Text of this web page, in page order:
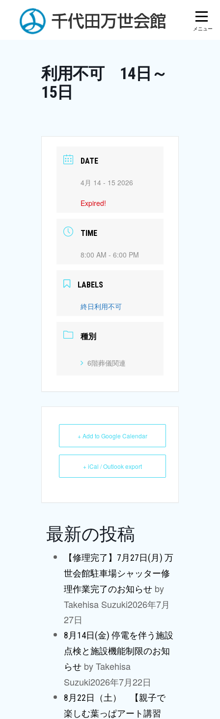
content
利用不可 14日～
15日
DATE
4月 14 - 15 2026
Expired!
TIME
8:00 AM - 6:00 PM
LABELS
終日利用不可
種別
6階葬儀関連
+ Add to Google Calendar
+ iCal / Outlook export
最新の投稿
【修理完了】7月27日(月) 万
世会館駐車場シャッター修
理作業完了のお知らせ by
Takehisa Suzuki2026年7月
27日
8月14日(金) 停電を伴う施設
点検と施設機能制限のお知
らせ by Takehisa
Suzuki2026年7月22日
8月22日（土） 【親子で
楽しむ葉っぱアート講習